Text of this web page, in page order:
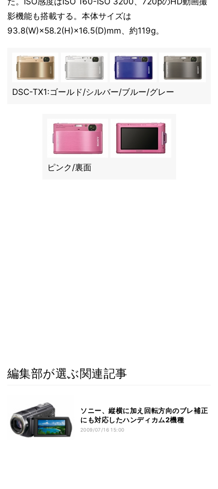
影機能も搭載する。本体サイズは
93.8(W)×58.2(H)×16.5(D)mm、約119g。
DSC-TX1:ゴールド/シルバー/ブルー/グレー
ピンク/裏面
編集部が選ぶ関連記事
ソニー、縦横に加え回転方向のブレ補正
にも対応したハンディカム2機種
2009/07/16 15:00